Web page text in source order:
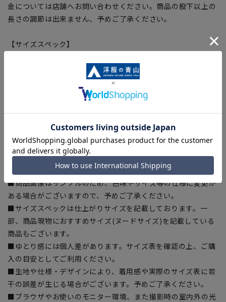
金については店舗へお問い合わせください。商品の股下以上の
長さの調節は出来ません、予めご了承ください。
【サイズスペック】
[79]ウエスト:79cm 股上:25cm 股下:74cm 渡り幅:33.8cm
[82]ウエスト:82cm 股上:25.5cm 股下:74cm 渡り幅:34.4cm
[85]ウエスト:85cm 股上:26cm 股下:74cm 渡り幅:35cm
[94]ウエスト:94cm 股上:27.5cm 股下:74cm 渡り幅:37cm
[97]ウエスト:97cm 股上:28cm 股下:74cm 渡り幅:37.8cm
【商品に関するご注意】
■商品画像はサンプルのため、色味やサイズ等の仕様に変更が
ある場合がございますので、予めご了承ください。
■サイズスペックは仕上がりサイズを記載しております。一
部、商品現物におすすめサイズ(ヌードサイズ)を記載している
商品もございます。
■ゆとり感には個人差があります。サイズ表を確認の上、ご購
入の目安としてご利用ください。
■生地や仕様・デザインにより、着用感や実際のサイズ表に若
干の誤差が生じる場合がございます。予めご了承ください。
■ブラウザやお使いのモニター環境、また撮影時の室内外の光